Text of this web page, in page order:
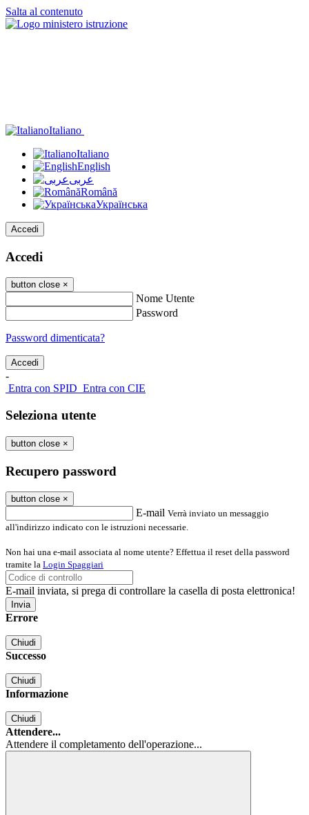
Salta al contenuto
Italiano
Italiano
English
عربى
Română
Українська
Accedi
Accedi
button close ×
Nome Utente
Password
Password dimenticata?
-
Entra con SPID Entra con CIE
Seleziona utente
button close ×
Recupero password
button close ×
E-mail Verrà inviato un messaggio
all'indirizzo indicato con le istruzioni necessarie.
Non hai una e-mail associata al nome utente? Effettua il reset della password
tramite la Login Spaggiari
E-mail inviata, si prega di controllare la casella di posta elettronica!
Errore
Chiudi
Successo
Chiudi
Informazione
Chiudi
Attendere...
Attendere il completamento dell'operazione...